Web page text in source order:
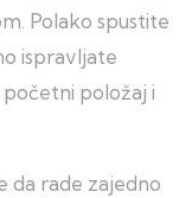
Polako spustite
ispravljate
položaj i
da rade zajedno